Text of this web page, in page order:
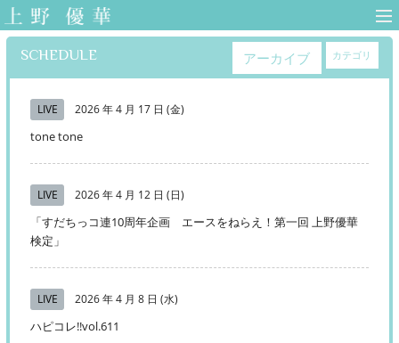
上野優華 オフィ
シャルサイト-
SCHEDULE カテゴリ
アーカイブ
LIVE 2026 年 4 月 17 日 (金)
tone tone
LIVE 2026 年 4 月 12 日 (日)
「すだちっコ連10周年企画 エースをねらえ！第一回 上野優華
検定」
LIVE 2026 年 4 月 8 日 (水)
ハピコレ!!vol.611